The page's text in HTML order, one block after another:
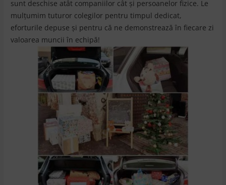
sunt deschise atât companiilor cât şi persoanelor fizice. Le
mulțumim tuturor colegilor pentru timpul dedicat,
eforturile depuse şi pentru că ne demonstrează în fiecare zi
valoarea muncii în echipă!